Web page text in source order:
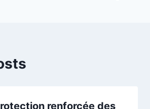
renforcée des